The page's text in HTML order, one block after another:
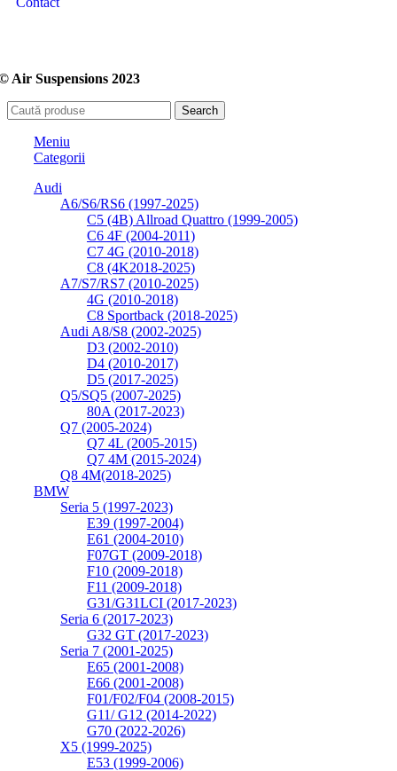
Air Suspensions 2023
Search
Meniu
Categorii
Audi
A6/S6/RS6 (1997-2025)
C5 (4B) Allroad Quattro (1999-2005)
C6 4F (2004-2011)
C7 4G (2010-2018)
C8 (4K2018-2025)
A7/S7/RS7 (2010-2025)
4G (2010-2018)
C8 Sportback (2018-2025)
Audi A8/S8 (2002-2025)
D3 (2002-2010)
D4 (2010-2017)
D5 (2017-2025)
Q5/SQ5 (2007-2025)
80A (2017-2023)
Q7 (2005-2024)
Q7 4L (2005-2015)
Q7 4M (2015-2024)
Q8 4M(2018-2025)
BMW
Seria 5 (1997-2023)
E39 (1997-2004)
E61 (2004-2010)
F07GT (2009-2018)
F10 (2009-2018)
F11 (2009-2018)
G31/G31LCI (2017-2023)
Seria 6 (2017-2023)
G32 GT (2017-2023)
Seria 7 (2001-2025)
E65 (2001-2008)
E66 (2001-2008)
F01/F02/F04 (2008-2015)
G11/ G12 (2014-2022)
G70 (2022-2026)
X5 (1999-2025)
E53 (1999-2006)